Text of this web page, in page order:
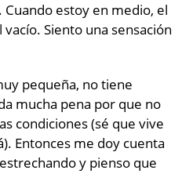
estoy en medio, el
Siento una sensación
pequeña, no tiene
mucha pena por que no
condiciones (sé que vive
Entonces me doy cuenta
y pienso que